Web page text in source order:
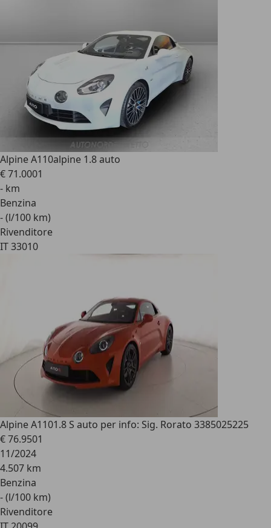
Alpine A110alpine 1.8 auto
€ 71.0001
- km
Benzina
- (l/100 km)
Rivenditore
IT 33010
Alpine A1101.8 S auto per info: Sig. Rorato 3385025225
€ 76.9501
11/2024
4.507 km
Benzina
- (l/100 km)
Rivenditore